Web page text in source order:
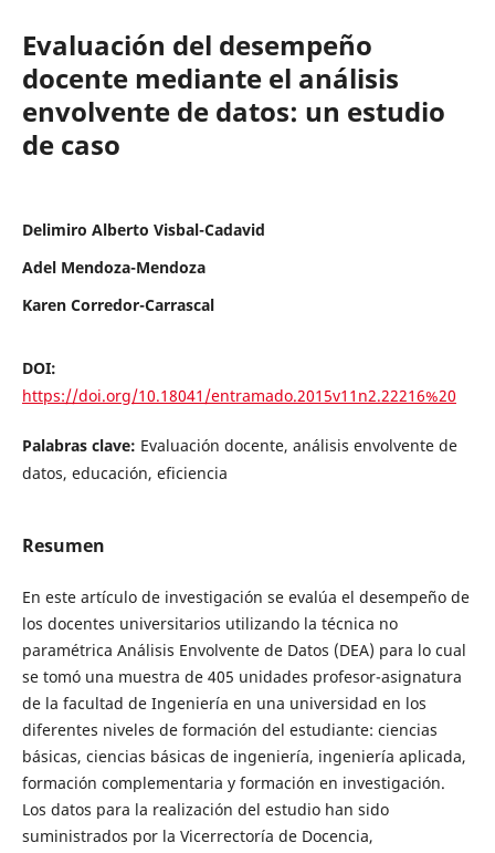
Evaluación del desempeño
docente mediante el análisis
envolvente de datos: un estudio
de caso
Delimiro Alberto Visbal-Cadavid
Adel Mendoza-Mendoza
Karen Corredor-Carrascal
DOI:
https://doi.org/10.18041/entramado.2015v11n2.22216%20
Palabras clave: Evaluación docente, análisis envolvente de
datos, educación, eficiencia
Resumen
En este artículo de investigación se evalúa el desempeño de
los docentes universitarios utilizando la técnica no
paramétrica Análisis Envolvente de Datos (DEA) para lo cual
se tomó una muestra de 405 unidades profesor-asignatura
de la facultad de Ingeniería en una universidad en los
diferentes niveles de formación del estudiante: ciencias
básicas, ciencias básicas de ingeniería, ingeniería aplicada,
formación complementaria y formación en investigación.
Los datos para la realización del estudio han sido
suministrados por la Vicerrectoría de Docencia,